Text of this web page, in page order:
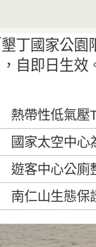
丁國家公園
自即日生效
熱帶性低氣壓
國家太空中心為辦理
遊客中心公廁
南仁山生態保護區步道已完成